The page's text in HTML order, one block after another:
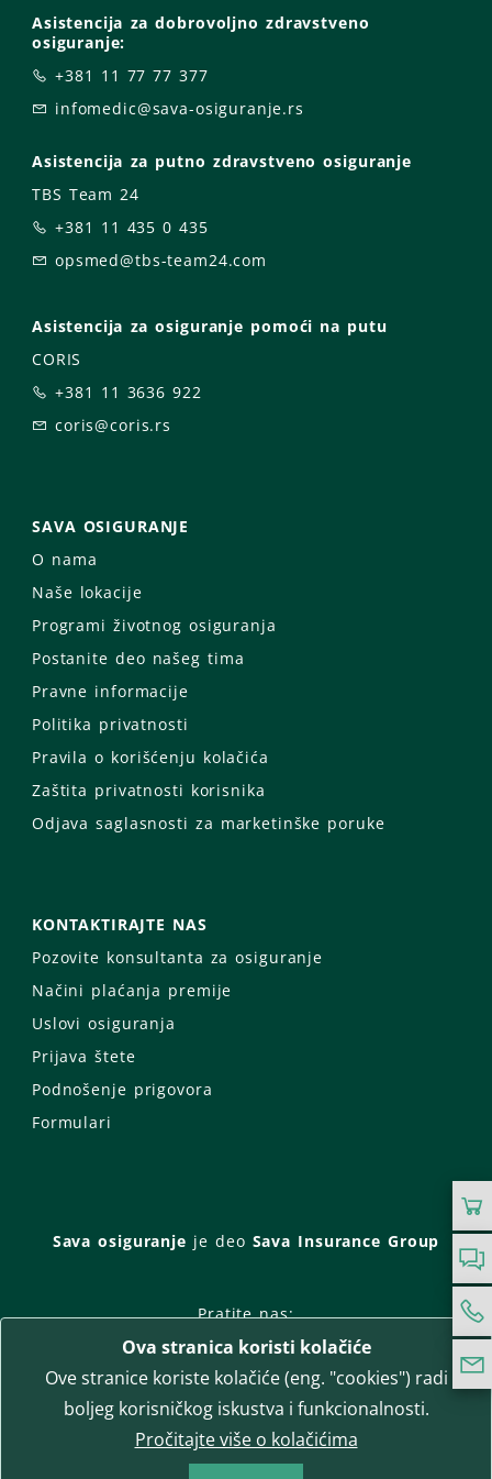
Asistencija za dobrovoljno zdravstveno
osiguranje:
+381 11 77 77 377
infomedic@sava-osiguranje.rs
Asistencija za putno zdravstveno osiguranje
TBS Team 24
+381 11 435 0 435
opsmed@tbs-team24.com
Asistencija za osiguranje pomoći na putu
CORIS
+381 11 3636 922
coris@coris.rs
SAVA OSIGURANJE
O nama
Naše lokacije
Programi životnog osiguranja
Postanite deo našeg tima
Pravne informacije
Politika privatnosti
Pravila o korišćenju kolačića
Zaštita privatnosti korisnika
Odjava saglasnosti za marketinške poruke
KONTAKTIRAJTE NAS
Pozovite konsultanta za osiguranje
Načini plaćanja premije
Uslovi osiguranja
Prijava štete
Podnošenje prigovora
Formulari
Sava osiguranje je deo Sava Insurance Group
Pratite nas:
Facebook
Instagram
LinkedIn
Twitter
YouTube
WhatsApp
T-media d.o.o. | napredne komunikacije
Ova stranica koristi kolačiće
Ove stranice koriste kolačiće (eng. "cookies") radi
boljeg korisničkog iskustva i funkcionalnosti.
Pročitajte više o kolačićima